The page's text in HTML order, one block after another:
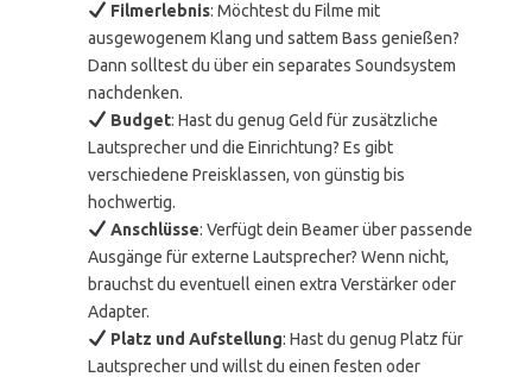
Filmerlebnis: Möchtest du Filme mit
ausgewogenem Klang und sattem Bass genießen?
Dann solltest du über ein separates Soundsystem
nachdenken.
Budget: Hast du genug Geld für zusätzliche
Lautsprecher und die Einrichtung? Es gibt
verschiedene Preisklassen, von günstig bis
hochwertig.
Anschlüsse: Verfügt dein Beamer über passende
Ausgänge für externe Lautsprecher? Wenn nicht,
brauchst du eventuell einen extra Verstärker oder
Adapter.
Platz und Aufstellung: Hast du genug Platz für
Lautsprecher und willst du einen festen oder